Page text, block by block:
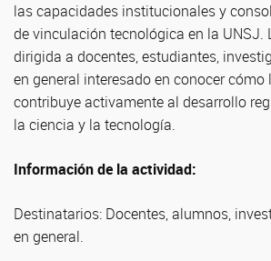
las capacidades institucionales y
de vinculación tecnológica en la UNSJ.
dirigida a docentes, estudiantes,
en general interesado en conocer cómo
contribuye activamente al desarrollo
la ciencia y la tecnología.
Información de la actividad:
Destinatarios: Docentes, alumnos,
en general.